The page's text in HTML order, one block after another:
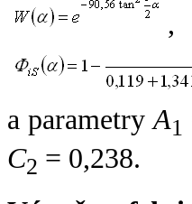
,
a parametryA1
C2 = 0,238.